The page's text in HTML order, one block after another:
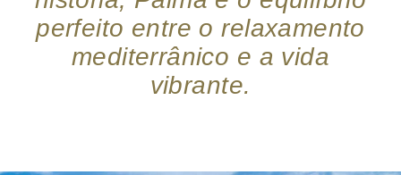
perfeito entre o relaxamento
mediterrânico e a vida
vibrante.